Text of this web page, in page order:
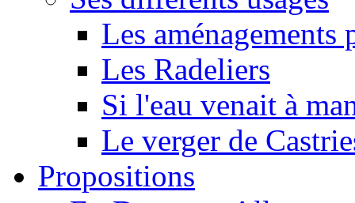
Les
Les Radeliers
Si l'eau venait à
Le verger de
Propositions